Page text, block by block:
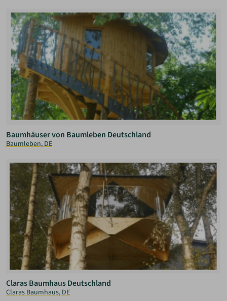
Baumhäuser von Baumleben Deutschland
Baumleben, DE
Claras Baumhaus Deutschland
Claras Baumhaus, DE